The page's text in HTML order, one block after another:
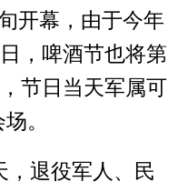
开幕，由于今年
，啤酒节也将第
节日当天军属可
。
，退役军人、民